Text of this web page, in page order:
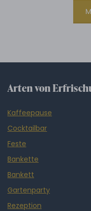
Arten von
Kaffeepause
Cocktailbar
Feste
Bankette
Bankett
Gartenparty
Rezeption